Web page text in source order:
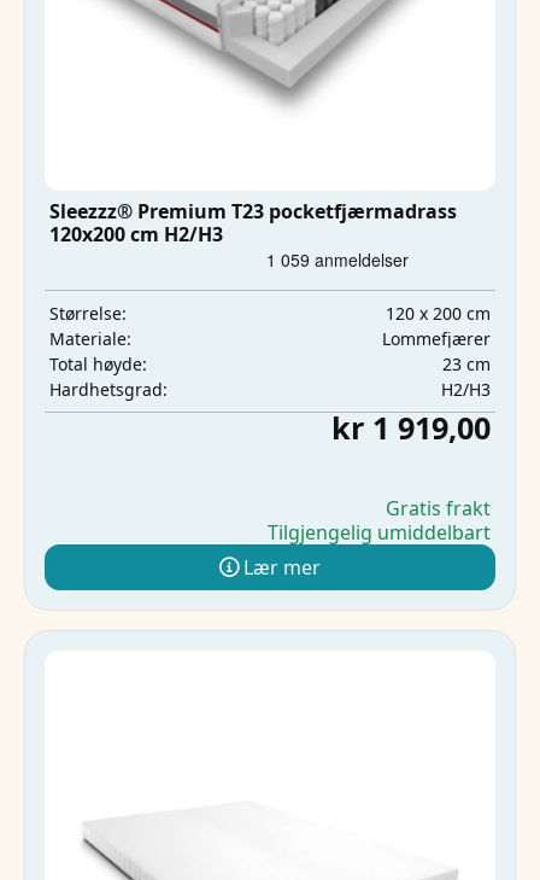
Sleezzz® Premium T23 pocketfjærmadrass
120x200 cm H2/H3
Størrelse:
120 x 200 cm
Materiale:
Lommefjærer
Total høyde:
23 cm
Hardhetsgrad:
H2/H3
kr 1 919,00
Gratis frakt
Tilgjengelig umiddelbart
Lær mer